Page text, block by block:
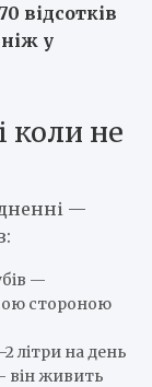
відсотків
у
коли не
—
—
стороною
літри на день
він живить